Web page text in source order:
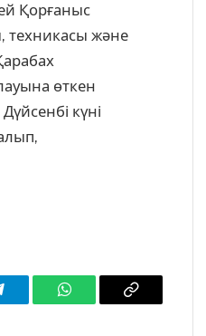
Қорғаныс
техникасы және
өткен
күні
WhatsAppCopy